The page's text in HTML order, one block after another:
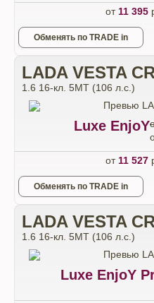
от 11 395
Обменять по TRADE in
LADA VESTA
1.6 16-кл. 5МТ (106 л.с.)
Luxe EnjoY
от 11 527
Обменять по TRADE in
LADA VESTA
1.6 16-кл. 5МТ (106 л.с.)
Luxe EnjoY